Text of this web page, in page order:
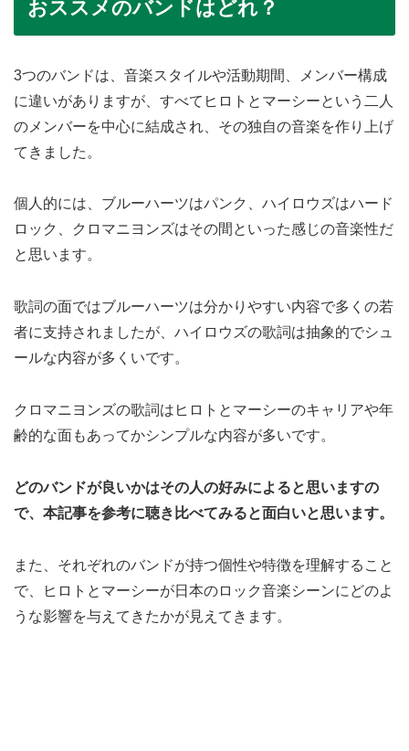
おススメのバンドはどれ？
3つのバンドは、音楽スタイルや活動期間、メンバー構成
に違いがありますが、すべてヒロトとマーシーという二人
のメンバーを中心に結成され、その独自の音楽を作り上げ
てきました。
個人的には、ブルーハーツはパンク、ハイロウズはハード
ロック、クロマニヨンズはその間といった感じの音楽性だ
と思います。
歌詞の面ではブルーハーツは分かりやすい内容で多くの若
者に支持されましたが、ハイロウズの歌詞は抽象的でシュ
ールな内容が多くいです。
クロマニヨンズの歌詞はヒロトとマーシーのキャリアや年
齢的な面もあってかシンプルな内容が多いです。
どのバンドが良いかはその人の好みによると思いますの
で、本記事を参考に聴き比べてみると面白いと思います。
また、それぞれのバンドが持つ個性や特徴を理解すること
で、ヒロトとマーシーが日本のロック音楽シーンにどのよ
うな影響を与えてきたかが見えてきます。